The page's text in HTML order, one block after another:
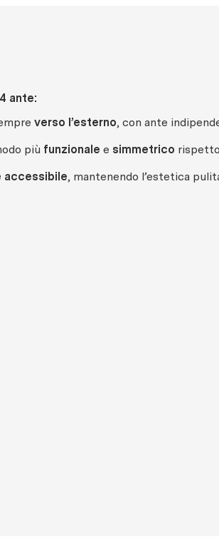
ante:
verso l’esterno, con ante
più funzionale e simmetrico
accessibile, mantenendo l’estetica